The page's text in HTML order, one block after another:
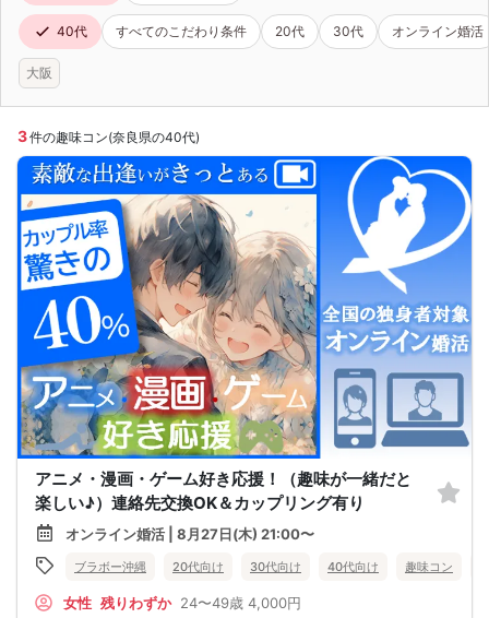
40代 すべてのこだわり条件 20代 30代 オンライン婚活
大阪
3件の趣味コン(奈良県の40代)
アニメ・漫画・ゲーム好き応援！（趣味が一緒だと
楽しい♪）連絡先交換OK＆カップリング有り
オンライン婚活 | 8月27日(木) 21:00〜
ブラボー沖縄 20代向け 30代向け 40代向け 趣味コン
女性 残りわずか 24〜49歳 4,000円